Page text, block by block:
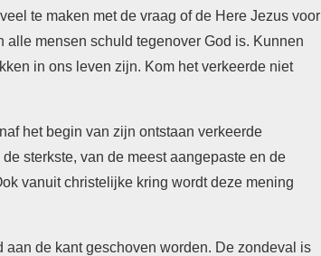
te maken met de vraag of de Here Jezus voor
mensen schuld tegenover God is. Kunnen
in ons leven zijn. Kom het verkeerde niet
het begin van zijn ontstaan verkeerde
sterkste, van de meest aangepaste en de
vanuit christelijke kring wordt deze mening
de kant geschoven worden. De zondeval is